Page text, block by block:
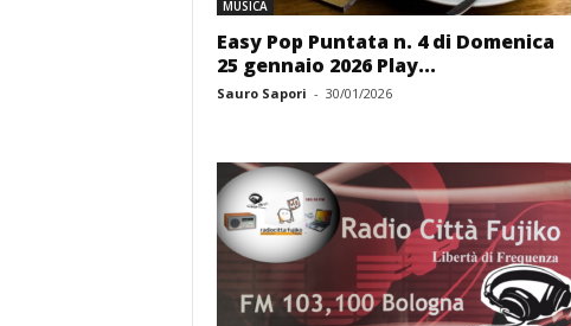
MUSICA
Easy Pop Puntata n. 4 di Domenica
25 gennaio 2026 Play...
Sauro Sapori - 30/01/2026